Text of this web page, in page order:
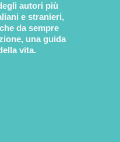
autori più
e stranieri,
da sempre
una guida
vita.